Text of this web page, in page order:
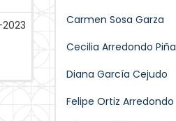
Carmen Sosa Garza
Cecilia Arredondo Piña
Diana García Cejudo
Felipe Ortiz Arredondo